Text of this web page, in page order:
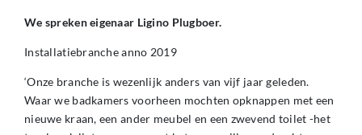
We spreken eigenaar Ligino Plugboer.
Installatiebranche anno 2019
‘Onze branche is wezenlijk anders van vijf jaar geleden.
Waar we badkamers voorheen mochten opknappen met een
nieuwe kraan, een ander meubel en een zwevend toilet -het